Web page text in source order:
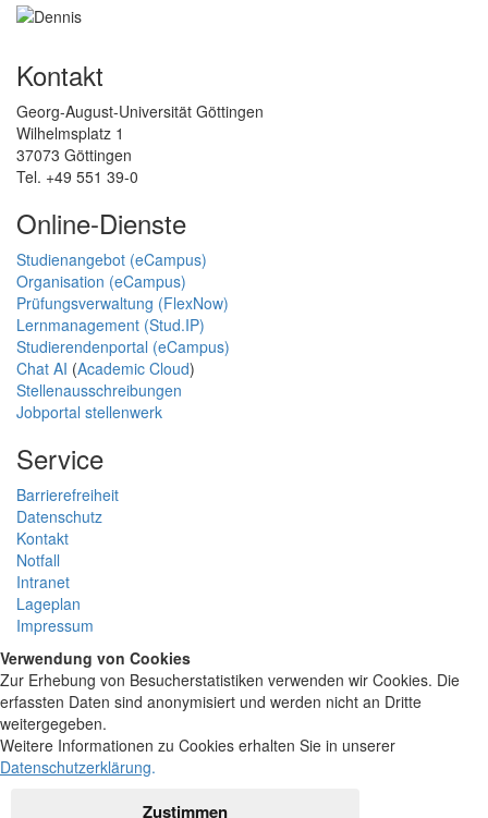
Kontakt
Georg-August-Universität Göttingen
Wilhelmsplatz 1
37073 Göttingen
Tel. +49 551 39-0
Online-Dienste
Studienangebot (eCampus)
Organisation (eCampus)
Prüfungsverwaltung (FlexNow)
Lernmanagement (Stud.IP)
Studierendenportal (eCampus)
Chat AI (Academic Cloud)
Stellenausschreibungen
Jobportal stellenwerk
Service
Barrierefreiheit
Datenschutz
Kontakt
Notfall
Intranet
Lageplan
Impressum
Verwendung von Cookies
Zur Erhebung von Besucherstatistiken verwenden wir Cookies. Die
erfassten Daten sind anonymisiert und werden nicht an Dritte
weitergegeben.
Weitere Informationen zu Cookies erhalten Sie in unserer
Datenschutzerklärung.
Zustimmen